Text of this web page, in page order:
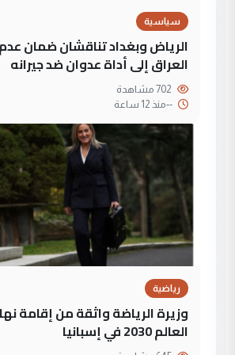
سياسية
الرياض وبغداد تناقشان ضمان
العراق إلى أداة عدوان ضد جيرانه
--منذ 12 ساعة
رياضية
وزيرة الرياضة واثقة من إقامة
العالم 2030 في إسبانيا